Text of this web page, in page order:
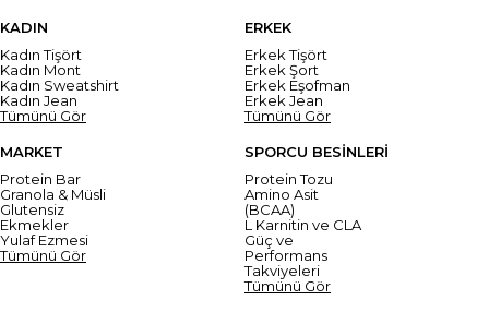
KADIN
Kadın Tişört
Kadın Mont
Kadın Sweatshirt
Kadın Jean
Tümünü Gör
ERKEK
Erkek Tişört
Erkek Şort
Erkek Eşofman
Erkek Jean
Tümünü Gör
MARKET
Protein Bar
Granola & Müsli
Glutensiz
Ekmekler
Yulaf Ezmesi
Tümünü Gör
SPORCU BESİNLERİ
Protein Tozu
Amino Asit
(BCAA)
L Karnitin ve CLA
Güç ve
Performans
Takviyeleri
Tümünü Gör